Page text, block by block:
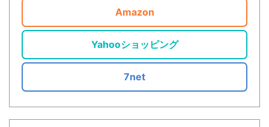
Amazon
Yahooショッピング
7net